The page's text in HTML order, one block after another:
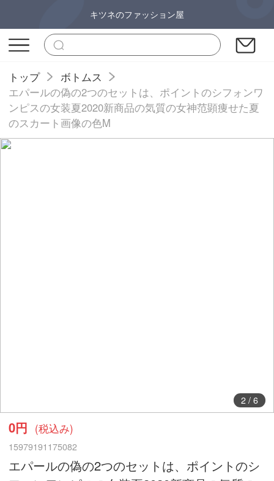
キツネのファッション屋
トップ
ボトムス
エパールの偽の2つのセットは、ポイントのシフォンワ
ンピスの女装夏2020新商品の気質の女神范顕痩せた夏
のスカート画像の色M
2/ 6
0円 (税込み)
15979191175082
エパールの偽の2つのセットは、ポイントのシ